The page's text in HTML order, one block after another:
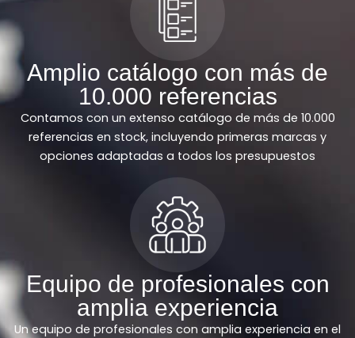
Amplio catálogo con más de
10.000 referencias
Contamos con un extenso catálogo de más de 10.000
referencias en stock, incluyendo primeras marcas y
opciones adaptadas a todos los presupuestos
Equipo de profesionales con
amplia experiencia
Un equipo de profesionales con amplia experiencia en el